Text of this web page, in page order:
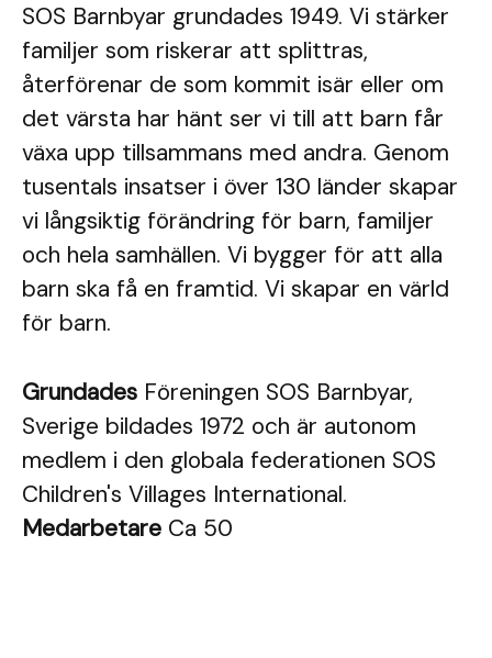
SOS Barnbyar grundades 1949. Vi stärker
familjer som riskerar att splittras,
återförenar de som kommit isär eller om
det värsta har hänt ser vi till att barn får
växa upp tillsammans med andra. Genom
tusentals insatser i över 130 länder skapar
vi långsiktig förändring för barn, familjer
och hela samhällen. Vi bygger för att alla
barn ska få en framtid. Vi skapar en värld
för barn.
Grundades Föreningen SOS Barnbyar,
Sverige bildades 1972 och är autonom
medlem i den globala federationen SOS
Children's Villages International.
Medarbetare Ca 50